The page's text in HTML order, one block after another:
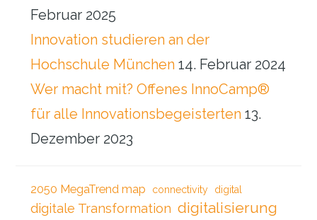
Februar 2025
Innovation studieren an der
Hochschule München 14. Februar 2024
Wer macht mit? Offenes InnoCamp®
für alle Innovationsbegeisterten 13.
Dezember 2023
2050 MegaTrend map connectivity digital
digitale Transformation digitalisierung